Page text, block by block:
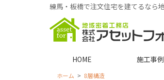
練馬・板橋で注文住宅を建てるなら
HOME 施工事例
ホーム 8層構造